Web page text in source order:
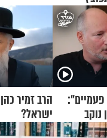
פעמיים":
נוקב
הרב זמיר
ישראל?